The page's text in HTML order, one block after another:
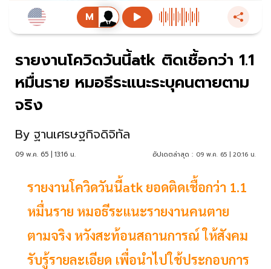
รายงานโควิดวันนี้atk ติดเชื้อกว่า 1.1
หมื่นราย หมอธีระแนะระบุคนตายตาม
จริง
By ฐานเศรษฐกิจดิจิทัล
09 พ.ค. 65 | 13:16 น. อัปเดตล่าสุด : 09 พ.ค. 65 | 20:16 น.
รายงานโควิดวันนี้atk ยอดติดเชื้อกว่า 1.1
หมื่นราย หมอธีระแนะรายงานคนตาย
ตามจริง หวังสะท้อนสถานการณ์ ให้สังคม
รับรู้รายละเอียด เพื่อนำไปใช้ประกอบการ